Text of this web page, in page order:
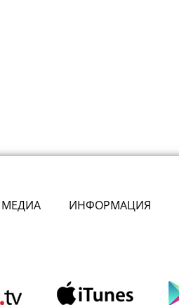
МЕДИА ИНФОРМАЦИЯ